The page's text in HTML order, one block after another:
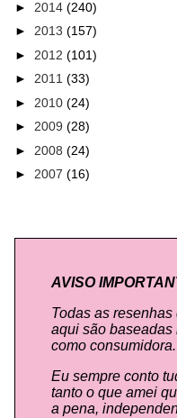
► 2014 (240)
► 2013 (157)
► 2012 (101)
► 2011 (33)
► 2010 (24)
► 2009 (28)
► 2008 (24)
► 2007 (16)
AVISO
Todas as
aqui são
como consumidora.
Eu sempre conto
tanto o que amei
a pena,